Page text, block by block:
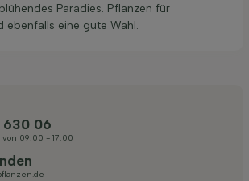
Paradies. Pflanzen für
ebenfalls eine gute Wahl.
630 06
09:00 - 17:00